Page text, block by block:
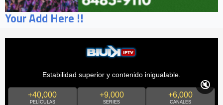
Your Add Here !!
Estabilidad superior y contenido inigualable.
+40,000
PELÍCULAS
+9,000
SERIES
+6,000
CANALES
🔇